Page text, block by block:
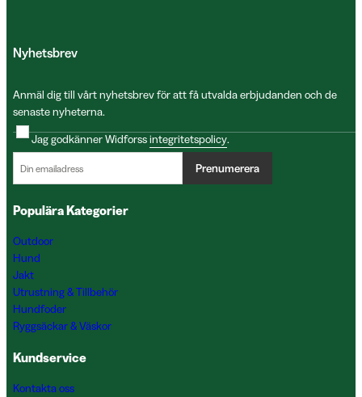
Nyhetsbrev
Anmäl dig till vårt nyhetsbrev för att få utvalda erbjudanden och de
senaste nyheterna.
Jag godkänner Widforssintegritetspolicy.
Prenumerera
Populära Kategorier
Outdoor
Hund
Jakt
Utrustning & Tillbehör
Hundfoder
Ryggsäckar & Väskor
Kundservice
Kontakta oss